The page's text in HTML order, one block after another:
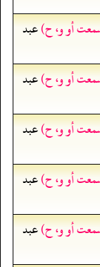
أو و، ح)عبد
أو و، ح)عبد
أو و، ح)عبد
أو و، ح)عبد
أو و، ح)عبد